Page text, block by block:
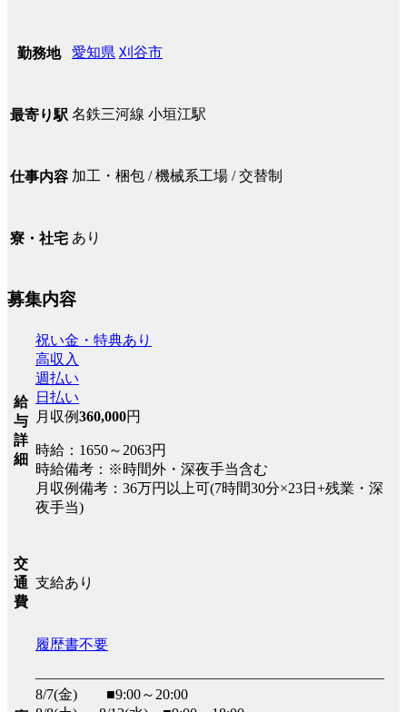
勤務地 愛知県 刈谷市
最寄り駅 名鉄三河線 小垣江駅
仕事内容 加工・梱包 / 機械系工場 / 交替制
寮・社宅 あり
募集内容
給
与
詳
細
祝い金・特典あり
高収入
週払い
日払い
月収例360,000円
時給：1650～2063円
時給備考：※時間外・深夜手当含む
月収例備考：36万円以上可(7時間30分×23日+残業・深
夜手当)
交
通
費
支給あり
履歴書不要
――――――――――――――――――――――――
8/7(金) ■9:00～20:00